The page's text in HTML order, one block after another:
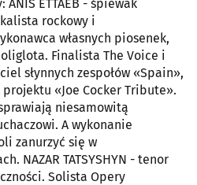
ANIS ETTAEB - śpiewak
rockowy i
własnych piosenek,
Finalista The Voice i
słynnych zespołów «Spain»,
projektu «Joe Cocker Tribute».
niesamowitą
A wykonanie
zanurzyć się w
NAZAR TATSYSHYN - tenor
Solista Opery